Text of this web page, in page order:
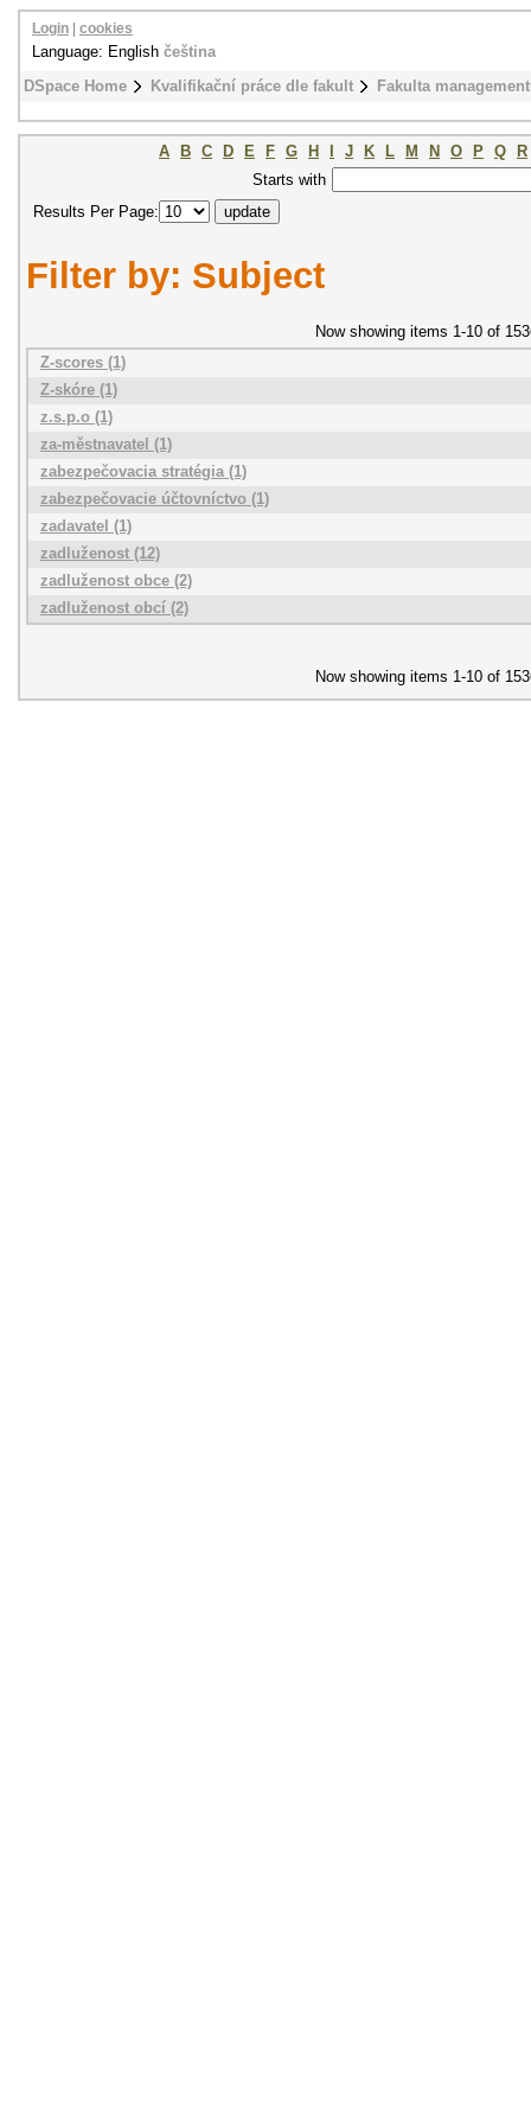
DSpace Home Kvalifikační práce dle fakult Fakulta
Login cookies
Language: English čeština
A B C D E F G H J K L M N O P Q
R
Starts with
Results Per Page:
Filter by: Subject
Now showing items 1-10 of
Z-scores (1)
Z-skóre (1)
z.s.p.o (1)
za-městnavatel (1)
zabezpečovacia stratégia (1)
zabezpečovacie účtovníctvo (1)
zadavatel (1)
zadluženost (12)
zadluženost obce (2)
zadluženost obcí (2)
Now showing items 1-10 of